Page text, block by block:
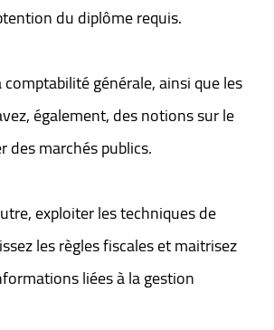
du diplôme requis.
générale, ainsi que les
également, des notions sur le
marchés publics.
exploiter les techniques de
les règles fiscales et maitrisez
liées à la gestion